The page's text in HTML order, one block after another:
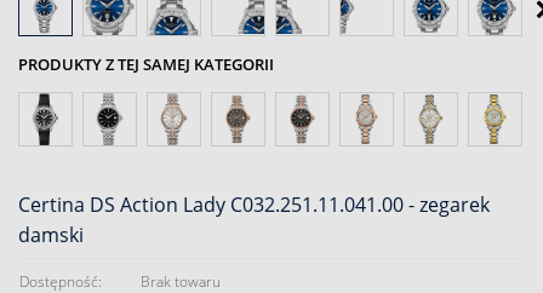
PRODUKTY Z TEJ SAMEJ KATEGORII
Certina DS Action Lady C032.251.11.041.00 - zegarek
damski
Dostępność: Brak towaru